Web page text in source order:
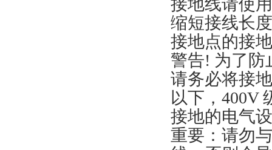
接地线请使
缩短接线长
接地点的接
警告! 为了防
请务必将接
以下，400V
接地的电气
重要：请勿